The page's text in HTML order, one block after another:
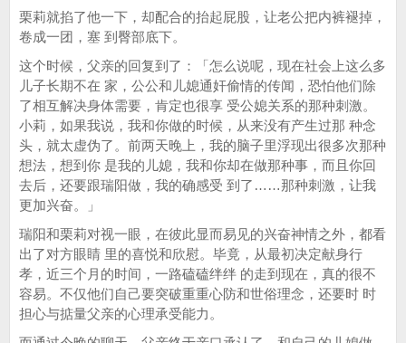
栗莉就掐了他一下，却配合的抬起屁股，让老公把内裤褪掉，
卷成一团，塞 到臀部底下。
这个时候，父亲的回复到了：「怎么说呢，现在社会上这么多
儿子长期不在 家，公公和儿媳通奸偷情的传闻，恐怕他们除
了相互解决身体需要，肯定也很享 受公媳关系的那种刺激。
小莉，如果我说，我和你做的时候，从来没有产生过那 种念
头，就太虚伪了。前两天晚上，我的脑子里浮现出很多次那种
想法，想到你 是我的儿媳，我和你却在做那种事，而且你回
去后，还要跟瑞阳做，我的确感受 到了……那种刺激，让我
更加兴奋。」
瑞阳和栗莉对视一眼，在彼此显而易见的兴奋神情之外，都看
出了对方眼睛 里的喜悦和欣慰。毕竟，从最初决定献身行
孝，近三个月的时间，一路磕磕绊绊 的走到现在，真的很不
容易。不仅他们自己要突破重重心防和世俗理念，还要时 时
担心与掂量父亲的心理承受能力。